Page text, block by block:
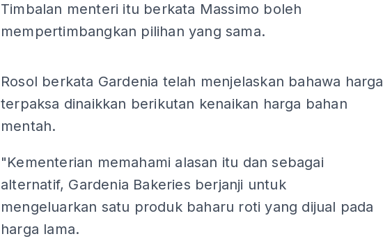
Timbalan menteri itu berkata Massimo boleh
mempertimbangkan pilihan yang sama.
Rosol berkata Gardenia telah menjelaskan bahawa harga
terpaksa dinaikkan berikutan kenaikan harga bahan
mentah.
"Kementerian memahami alasan itu dan sebagai
alternatif, Gardenia Bakeries berjanji untuk
mengeluarkan satu produk baharu roti yang dijual pada
harga lama.